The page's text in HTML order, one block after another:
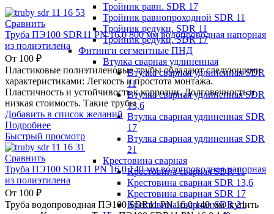
Тройник равн. SDR 17
Тройник равнопроходной SDR 11
Тройник редукц. SDR 11
Тройник редукц. SDR 17
Фитинги сегментные ПНД
Втулка сварная удлиненная
Втулка сварная удлиненная SDR
11
Втулка сварная удлиненная SDR
13,6
Втулка сварная удлиненная SDR
17
Втулка сварная удлиненная SDR
21
Крестовина сварная
Крестовина сварная SDR 11
Крестовина сварная SDR 13,6
Крестовина сварная SDR 17
Крестовина сварная SDR 21
Сравнить
Труба ПЭ100 SDR11 PN 16,0 800 мм водопроводная напорная
из полиэтилена
От 100 ₽
Пластиковые полиэтиленовые трубы обладают следующими
характеристиками: Легкость и простота монтажа.
Пластичность и устойчивость к коррозии. Долговечность и
низкая стоимость. Такие трубы
Добавить в список желаний
Подробнее
Быстрый просмотр
Сравнить
Труба ПЭ100 SDR11 PN 16,0 140 мм водопроводная напорная
из полиэтилена
От 100 ₽
Труба водопроводная ПЭ100 SDR11 PN 16,0 140 мм купить